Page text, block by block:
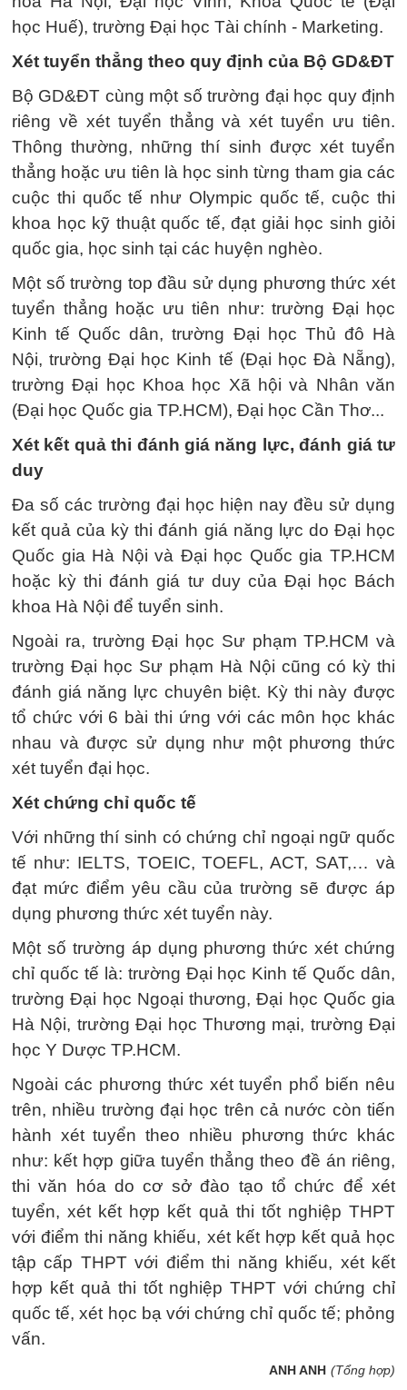
học Huế), trường Đại học Tài chính - Marketing.
Xét tuyển thẳng theo quy định của Bộ GD&ĐT
Bộ GD&ĐT cùng một số trường đại học quy định
riêng về xét tuyển thẳng và xét tuyển ưu tiên.
Thông thường, những thí sinh được xét tuyển
thẳng hoặc ưu tiên là học sinh từng tham gia các
cuộc thi quốc tế như Olympic quốc tế, cuộc thi
khoa học kỹ thuật quốc tế, đạt giải học sinh giỏi
quốc gia, học sinh tại các huyện nghèo.
Một số trường top đầu sử dụng phương thức xét
tuyển thẳng hoặc ưu tiên như: trường Đại học
Kinh tế Quốc dân, trường Đại học Thủ đô Hà
Nội, trường Đại học Kinh tế (Đại học Đà Nẵng),
trường Đại học Khoa học Xã hội và Nhân văn
(Đại học Quốc gia TP.HCM), Đại học Cần Thơ...
Xét kết quả thi đánh giá năng lực, đánh giá tư
duy
Đa số các trường đại học hiện nay đều sử dụng
kết quả của kỳ thi đánh giá năng lực do Đại học
Quốc gia Hà Nội và Đại học Quốc gia TP.HCM
hoặc kỳ thi đánh giá tư duy của Đại học Bách
khoa Hà Nội để tuyển sinh.
Ngoài ra, trường Đại học Sư phạm TP.HCM và
trường Đại học Sư phạm Hà Nội cũng có kỳ thi
đánh giá năng lực chuyên biệt. Kỳ thi này được
tổ chức với 6 bài thi ứng với các môn học khác
nhau và được sử dụng như một phương thức
xét tuyển đại học.
Xét chứng chỉ quốc tế
Với những thí sinh có chứng chỉ ngoại ngữ quốc
tế như: IELTS, TOEIC, TOEFL, ACT, SAT,… và
đạt mức điểm yêu cầu của trường sẽ được áp
dụng phương thức xét tuyển này.
Một số trường áp dụng phương thức xét chứng
chỉ quốc tế là: trường Đại học Kinh tế Quốc dân,
trường Đại học Ngoại thương, Đại học Quốc gia
Hà Nội, trường Đại học Thương mại, trường Đại
học Y Dược TP.HCM.
Ngoài các phương thức xét tuyển phổ biến nêu
trên, nhiều trường đại học trên cả nước còn tiến
hành xét tuyển theo nhiều phương thức khác
như: kết hợp giữa tuyển thẳng theo đề án riêng,
thi văn hóa do cơ sở đào tạo tổ chức để xét
tuyển, xét kết hợp kết quả thi tốt nghiệp THPT
với điểm thi năng khiếu, xét kết hợp kết quả học
tập cấp THPT với điểm thi năng khiếu, xét kết
hợp kết quả thi tốt nghiệp THPT với chứng chỉ
quốc tế, xét học bạ với chứng chỉ quốc tế; phỏng
vấn.
ANH ANH (Tổng hợp)